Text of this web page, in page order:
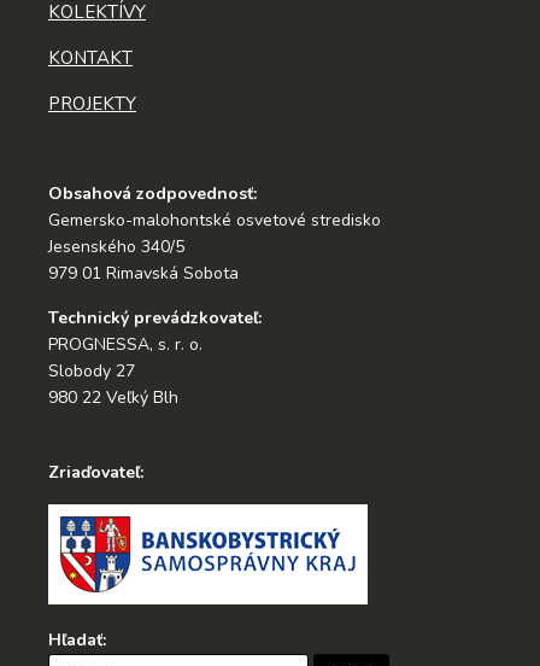
KOLEKTÍVY
KONTAKT
PROJEKTY
Obsahová zodpovednosť:
Gemersko-malohontské osvetové stredisko
Jesenského 340/5
979 01 Rimavská Sobota
Technický prevádzkovateľ:
PROGNESSA, s. r. o.
Slobody 27
980 22 Veľký Blh
Zriaďovateľ:
Hľadať: